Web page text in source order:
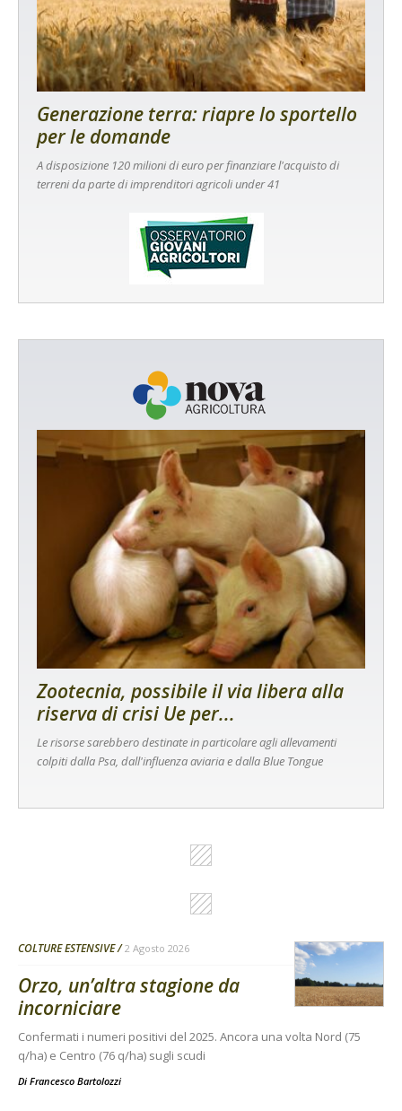
Generazione terra: riapre lo sportello
per le domande
A disposizione 120 milioni di euro per finanziare l'acquisto di
terreni da parte di imprenditori agricoli under 41
Zootecnia, possibile il via libera alla
riserva di crisi Ue per...
Le risorse sarebbero destinate in particolare agli allevamenti
colpiti dalla Psa, dall'influenza aviaria e dalla Blue Tongue
COLTURE ESTENSIVE 2 Agosto 2026
Orzo, un’altra stagione da
incorniciare
Confermati i numeri positivi del 2025. Ancora una volta Nord (75
q/ha) e Centro (76 q/ha) sugli scudi
Di Francesco Bartolozzi